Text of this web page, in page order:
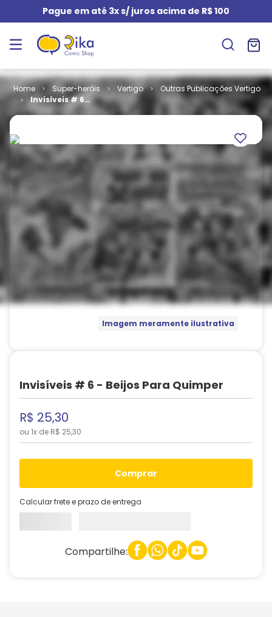
Pague em até 3x s/ juros acima de R$ 100
Super-heróis Vertigo
Outras Publicações Vertigo
Invisíveis # 6 -
Beijos Para
Imagem meramente ilustrativa
Invisíveis # 6 - Beijos Para Quimper
R$ 25,30
ou 1x de R$ 25,30
comprar
Calcular frete e prazo de entrega
Compartilhe: